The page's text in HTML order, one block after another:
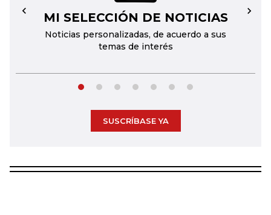
MI SELECCIÓN DE NOTICIAS
Noticias personalizadas, de acuerdo a sus
temas de interés
← →
SUSCRÍBASE YA